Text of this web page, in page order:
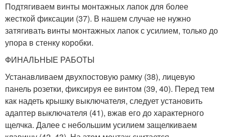
Подтягиваем винты монтажных лапок для более
жесткой фиксации (37). В нашем случае не нужно
затягивать винты монтажных лапок с усилием, только до
упора в стенку коробки.
ФИНАЛЬНЫЕ РАБОТЫ
Устанавливаем двухпостовую рамку (38), лицевую
панель розетки, фиксируя ее винтом (39, 40). Перед тем
как надеть крышку выключателя, следует установить
адаптер выключателя (41), вжав его до характерного
щелчка. Далее с небольшим усилием защелкиваем